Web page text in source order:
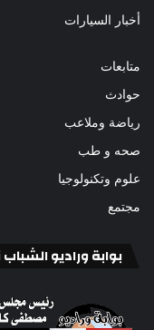
أخبار السيارات
متابعات
حوادث
رياضة وملاعب
صحه و طب
علوم وتكنولوجيا
مجتمع
بوابة وراديو الشباب